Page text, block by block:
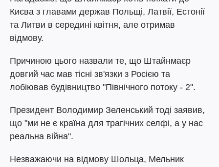
Києва з главами держав Польщі, Латвії, Естонії
та Литви в середині квітня, але отримав
відмову.
Причиною цього назвали те, що Штайнмаєр
довгий час мав тісні зв'язки з Росією та
лобіював будівництво "Північного потоку - 2".
Президент Володимир Зеленський тоді заявив,
що "ми не є країна для трагічних селфі, а у нас
реальна війна".
Незважаючи на відмову Шольца, Мельник